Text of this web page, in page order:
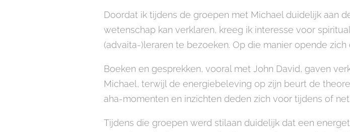
Doordat ik tijdens de groepen met Michael duidelijk aan
wetenschap kan verklaren, kreeg ik interesse voor
(advaita-)leraren te bezoeken. Op die manier opende
Boeken en gesprekken, vooral met John David, gaven
Michael, terwijl de energiebeleving op zijn beurt de
aha-momenten en inzichten deden zich voor tijdens of
Tijdens die groepen werd stilaan duidelijk dat een